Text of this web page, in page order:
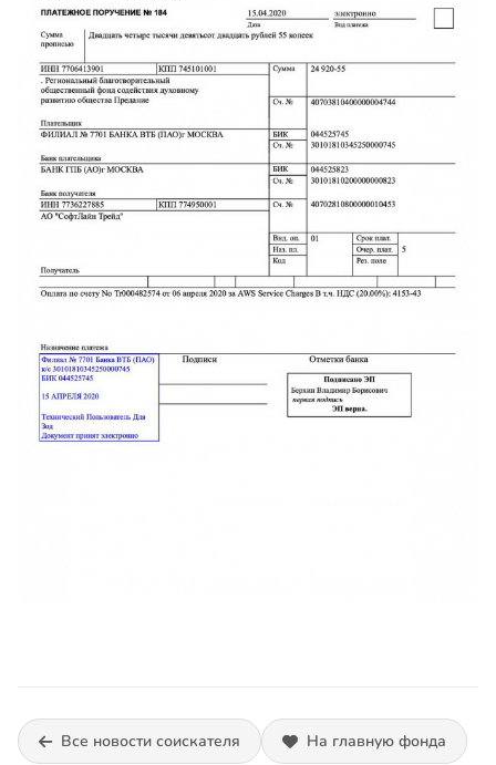
Все новости соискателя На главную фонда